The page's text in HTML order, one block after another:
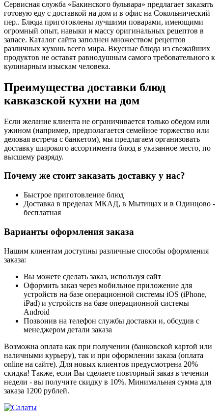
Сервисная служба «Бакинского бульвара» предлагает заказать
готовую еду с доставкой на дом и в офис на Сокольнический
пер.. Блюда приготовлены лучшими поварами, имеющими
огромный опыт, навыки и массу оригинальных рецептов в
запасе. Каталог сайта заполнен множеством рецептов
различных кухонь всего мира. Вкусные блюда из свежайших
продуктов не оставят равнодушным самого требовательного к
кулинарным изыскам человека.
Преимущества доставки блюд
кавказской кухни на дом
Если желание клиента не ограничивается только обедом или
ужином (например, предполагается семейное торжество или
деловая встреча с банкетом), мы предлагаем организовать
доставку широкого ассортимента блюд в указанное место, по
высшему разряду.
Почему же стоит заказать доставку у нас?
Быстрое приготовление блюд
Доставка в пределах МКАД, в Мытищах и в Одинцово -
бесплатная
Варианты оформления заказа
Нашим клиентам доступны различные способы оформления
заказа:
Вы можете сделать заказ, используя сайт
Оформить заказ через мобильное приложение для
устройств на базе операционной системы iOS (iPhone,
iPad) и устройств на базе операционной системы
Android
Позвонив на телефон службы доставки и, обсудив с
менеджером детали заказа
Возможна оплата как при получении (банковской картой или
наличными курьеру), так и при оформлении заказа (оплата
online на сайте). Для новых клиентов предусмотрена 20%
скидка! Также, если Вы сделаете повторный заказ в течении
недели - вы получите скидку в 10%. Минимальная сумма для
заказа 1200 рублей.